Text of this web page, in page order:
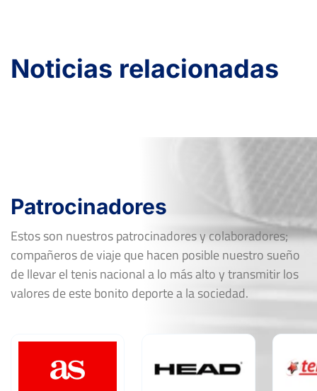
FF-R16
DARÍO MONTES KHAGANI 6 6
RICARDO VILLACORTA
Rd Jugador
ALONSO
6
7
2
6
FF-OF
JESUS BOUZA PUENTE 3
6
2
6
FF-R16
DIEGO BLANCO REBOREDO 0
6
3
6
XXI Open Nacional de Tenis Fluvial de
Lugo
Del 19 al 24 de septiembre, 2017
Ver Cuadro
Noticias relacionadas
Patrocinadores
Estos son nuestros patrocinadores y colaboradores;
compañeros de viaje que hacen posible nuestro sueño
de llevar el tenis nacional a lo más alto y transmitir los
valores de este bonito deporte a la sociedad.